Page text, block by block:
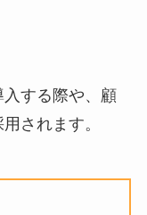
する際や、顧
されます。